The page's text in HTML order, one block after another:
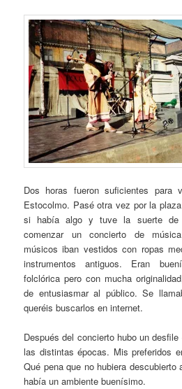
Dos horas fueron suficientes
Estocolmo. Pasé otra vez por la
si había algo y tuve la suerte de
comenzar un concierto de
músicos iban vestidos con ropas
instrumentos antiguos. Eran
folclórica pero con mucha
de entusiasmar al público. Se
queréis buscarlos en internet.
Después del concierto hubo un
las distintas épocas. Mis preferidos
Qué pena que no hubiera descubierto
había un ambiente buenísimo.